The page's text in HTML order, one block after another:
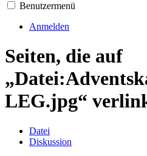
Benutzermenü
Anmelden
Seiten, die auf
LEG.jpg“
Datei
Diskussion